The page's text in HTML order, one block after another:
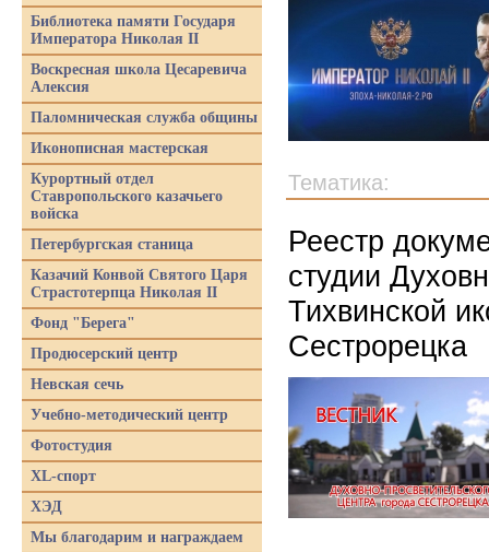
Тематика:
Реестр
студии
Тихвинской
Сестрорецка
Библиотека памяти Государя
Императора Николая II
Воскресная школа Цесаревича
Алексия
Паломническая служба общины
Иконописная мастерская
Курортный отдел
Ставропольского казачьего
войска
Петербургская станица
Казачий Конвой Святого Царя
Страстотерпца Николая II
Фонд "Берега"
Продюсерский центр
Невская сечь
Учебно-методический центр
Фотостудия
XL-спорт
ХЭД
Мы благодарим и награждаем